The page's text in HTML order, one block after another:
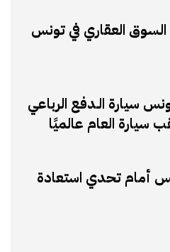
العقاري في تونس
سيارة الـدفع الرباعي
أمام تحدي استعادة